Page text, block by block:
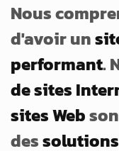
Nous
d'avoir un
performant.
de sites
sites Web
des